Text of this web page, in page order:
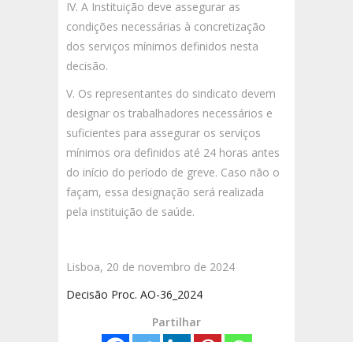
IV. A Instituição deve assegurar as
condições necessárias à concretização
dos serviços mínimos definidos nesta
decisão.
V. Os representantes do sindicato devem
designar os trabalhadores necessários e
suficientes para assegurar os serviços
mínimos ora definidos até 24 horas antes
do início do período de greve. Caso não o
façam, essa designação será realizada
pela instituição de saúde.
Lisboa, 20 de novembro de 2024
Decisão Proc. AO-36_2024
Partilhar